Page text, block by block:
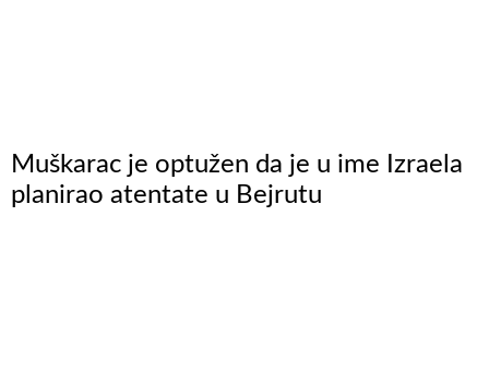
Muškarac je optužen da je u ime Izraela
planirao atentate u Bejrutu